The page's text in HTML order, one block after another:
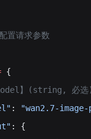
置请求参数
{
】(string, 必选
: "wan2.7-
: {